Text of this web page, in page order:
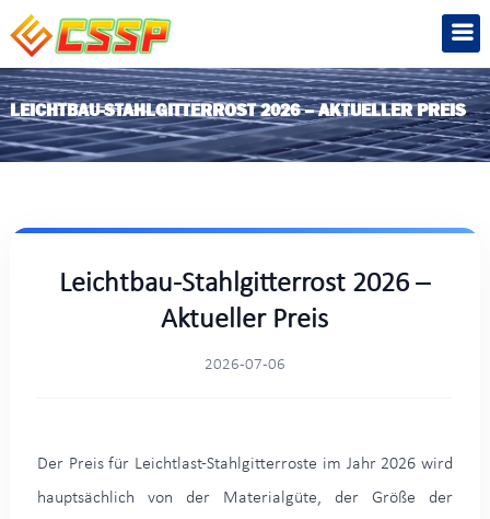
LEICHTBAU-STAHLGITTERROST 2026 – AKTUELLER PREIS
Leichtbau-Stahlgitterrost 2026 –
Aktueller Preis
2026-07-06
Der Preis für Leichtlast-Stahlgitterroste im Jahr 2026 wird
hauptsächlich von der Materialgüte, der Größe der